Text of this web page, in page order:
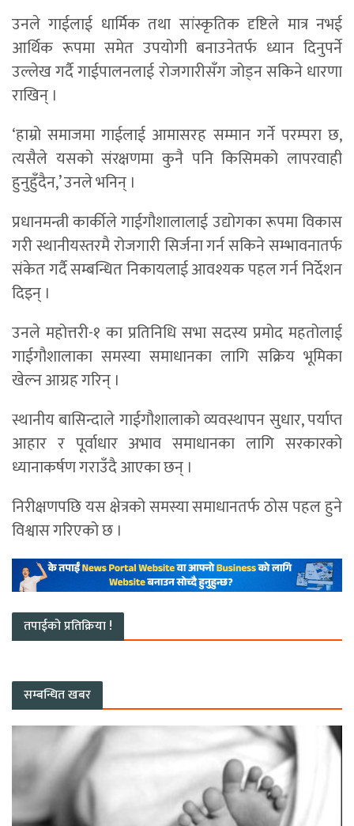
उनले गाईलाई धार्मिक तथा सांस्कृतिक दृष्टिले मात्र नभई
आर्थिक रूपमा समेत उपयोगी बनाउनेतर्फ ध्यान दिनुपर्ने
उल्लेख गर्दै गाईपालनलाई रोजगारीसँग जोड्न सकिने धारणा
राखिन् ।
‘हाम्रो समाजमा गाईलाई आमासरह सम्मान गर्ने परम्परा छ,
त्यसैले यसको संरक्षणमा कुनै पनि किसिमको लापरवाही
हुनुहुँदैन,’ उनले भनिन् ।
प्रधानमन्त्री कार्कीले गाईगौशालालाई उद्योगका रूपमा विकास
गरी स्थानीयस्तरमै रोजगारी सिर्जना गर्न सकिने सम्भावनातर्फ
संकेत गर्दै सम्बन्धित निकायलाई आवश्यक पहल गर्न निर्देशन
दिइन् ।
उनले महोत्तरी-१ का प्रतिनिधि सभा सदस्य प्रमोद महतोलाई
गाईगौशालाका समस्या समाधानका लागि सक्रिय भूमिका
खेल्न आग्रह गरिन् ।
स्थानीय बासिन्दाले गाईगौशालाको व्यवस्थापन सुधार, पर्याप्त
आहार र पूर्वाधार अभाव समाधानका लागि सरकारको
ध्यानाकर्षण गराउँदै आएका छन् ।
निरीक्षणपछि यस क्षेत्रको समस्या समाधानतर्फ ठोस पहल हुने
विश्वास गरिएको छ ।
तपाईको प्रतिक्रिया !
सम्बन्धित खबर